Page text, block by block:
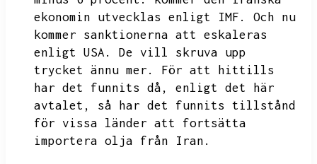
ekonomin utvecklas enligt IMF.
Och nu
kommer sanktionerna att eskaleras
enligt USA.
De vill skruva upp
trycket ännu mer.
För att hittills
har det funnits då,
enligt det här
avtalet,
så har det funnits tillstånd
för vissa länder att fortsätta
importera olja från Iran.